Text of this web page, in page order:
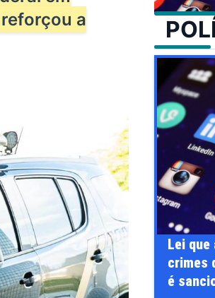
a
Lei que aumenta punição a
crimes digitais contra crianças
é sancionada